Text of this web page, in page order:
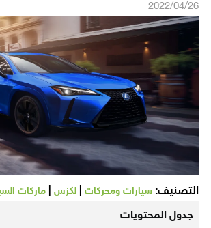
2022/04/26
التصنيف: سيارات ومحركات| لكزس| ماركات
جدول المحتويات